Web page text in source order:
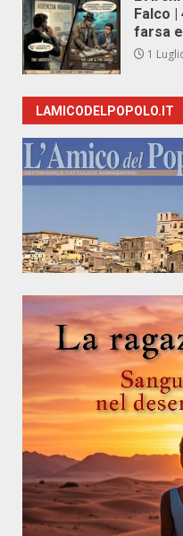
Falco |
farsa
1
LAMICODELPOPOLO.IT